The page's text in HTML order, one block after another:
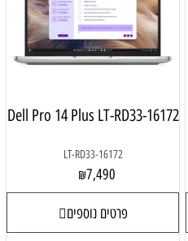
Dell Pro 14 Plus LT-RD33-16172
LT-RD33-16172
₪7,490
פרטים נוספים